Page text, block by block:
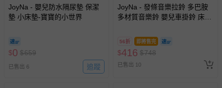
-個人衛生用品（例如尿布、貼身衣物、泳裝、襪子、地
墊、寢具類等）。
-接觸性孕哺產品（奶嘴、奶瓶、擠乳器、哺乳衣、托腹
帶束縛衣、餐搖椅等）。
-其他原廠盒裝商品封口處已貼上「不可拆封」，或具警
JoyNa - 嬰兒防水隔尿墊 保潔
墊 小床墊-寶寶的小世界
$0 $659
已售出 6 追蹤
JoyNa - 發條音樂拉鈴 多巴胺
多材質音樂鈴 嬰兒車掛鈴 床邊
56折 即將售完
$416 $748
已售出 10